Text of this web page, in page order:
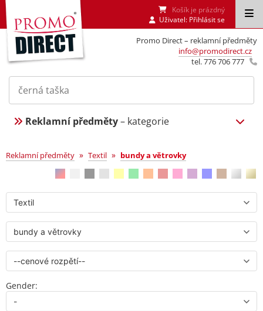
Promo Direct – reklamní předměty
info@promodirect.cz
tel. 776 706 777
Košík je prázdný
Uživatel: Přihlásit se
Reklamní předměty– kategorie
bundy a větrovky
Reklamní předměty » Textil » bundy a větrovky
Gender: